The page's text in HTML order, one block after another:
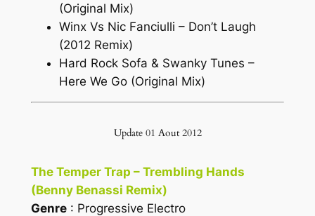
(Original Mix)
Winx Vs Nic Fanciulli – Don’t Laugh
(2012 Remix)
Hard Rock Sofa & Swanky Tunes –
Here We Go (Original Mix)
Update 01 Aout 2012
The Temper Trap – Trembling Hands
(Benny Benassi Remix)
Genre: Progressive Electro